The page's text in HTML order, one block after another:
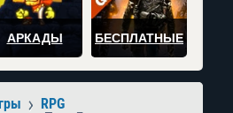
АРКАДЫ БЕСПЛАТНЫЕ
RPG